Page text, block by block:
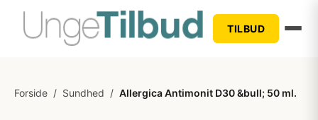
TILBUD
Forside / Sundhed / Allergica Antimonit D30 &bull; 50 ml.